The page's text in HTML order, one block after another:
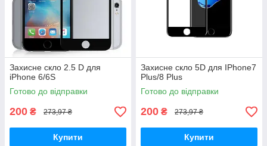
Захисне скло 2.5 D для
iPhone 6/6S
Готово до відправки
200 ₴ 273,97 ₴
Купити
Захисне скло 5D для IPhone7
Plus/8 Plus
Готово до відправки
200 ₴ 273,97 ₴
Купити